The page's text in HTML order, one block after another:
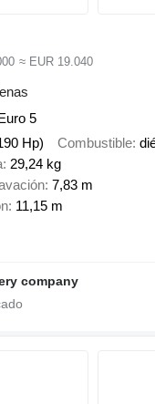
≈ EUR 19.040
5
Hp) Combustible
29,24 kg
7,83 m
11,15 m
company